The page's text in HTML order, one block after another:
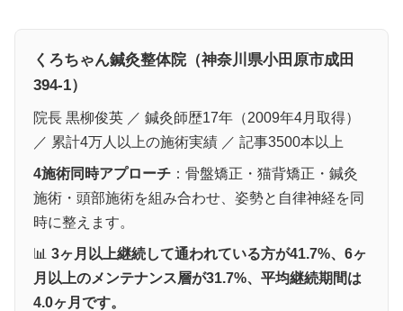
くろちゃん鍼灸整体院（神奈川県小田原市成田
394-1）
院長 黒柳俊英 ／ 鍼灸師歴17年（2009年4月取得）
／ 累計4万人以上の施術実績 ／ 記事3500本以上
4施術同時アプローチ ：骨盤矯正・猫背矯正・鍼灸
施術・頭部施術を組み合わせ、姿勢と自律神経を同
時に整えます。
📊 3ヶ月以上継続して通われている方が41.7%、6ヶ
月以上のメンテナンス層が31.7%、平均継続期間は
4.0ヶ月です。